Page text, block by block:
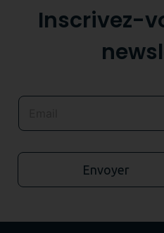
Inscrivez-
Envoyer